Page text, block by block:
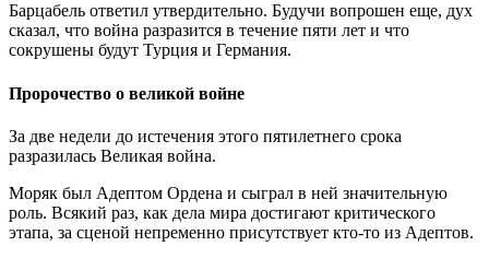
Барцабель ответил утвердительно. Будучи вопрошен еще, дух
сказал, что война разразится в течение пяти лет и что
сокрушены будут Турция и Германия.
Пророчество о великой войне
За две недели до истечения этого пятилетнего срока
разразилась Великая война.
Моряк был Адептом Ордена и сыграл в ней значительную
роль. Всякий раз, как дела мира достигают критического
этапа, за сценой непременно присутствует кто-то из Адептов.